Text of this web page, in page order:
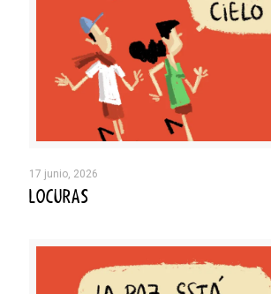
17 junio, 2026
LOCURAS